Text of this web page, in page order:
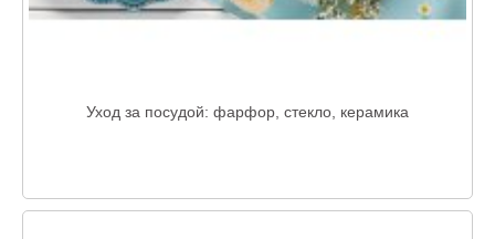
Уход за посудой: фарфор, стекло, керамика